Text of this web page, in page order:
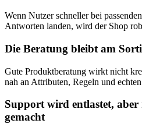
Wenn Nutzer schneller bei
Antworten landen, wird der Shop
Die Beratung bleibt am
Gute Produktberatung wirkt nicht
nah an Attributen, Regeln und
Support wird entlastet,
gemacht